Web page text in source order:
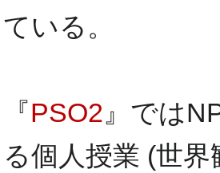
ている。
『PSO2 』では
る個人授業 (世